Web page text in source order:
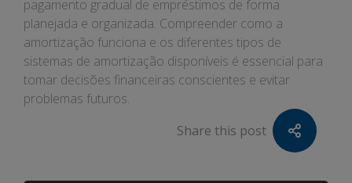
pagamento gradual de empréstimos de forma
planejada e organizada. Compreender como a
amortização funciona e os diferentes tipos de
sistemas de amortização disponíveis é essencial para
tomar decisões financeiras conscientes e evitar
problemas futuros.
Share this post